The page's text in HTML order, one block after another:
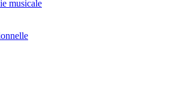
musicale